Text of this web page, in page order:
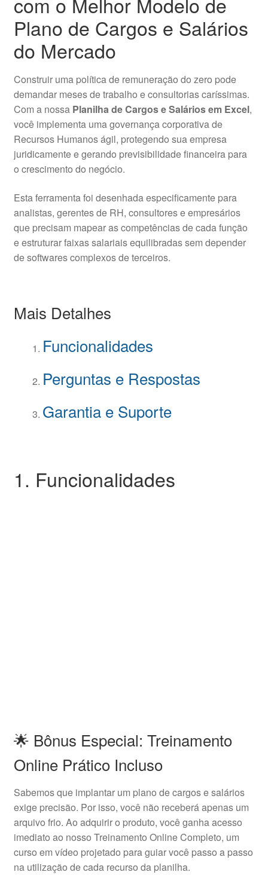
Plano de Cargos e Salários
do Mercado
Construir uma política de remuneração do zero pode
demandar meses de trabalho e consultorias caríssimas.
Com a nossa Planilha de Cargos e Salários em Excel,
você implementa uma governança corporativa de
Recursos Humanos ágil, protegendo sua empresa
juridicamente e gerando previsibilidade financeira para
o crescimento do negócio.
Esta ferramenta foi desenhada especificamente para
analistas, gerentes de RH, consultores e empresários
que precisam mapear as competências de cada função
e estruturar faixas salariais equilibradas sem depender
de softwares complexos de terceiros.
Mais Detalhes
Funcionalidades
Perguntas e Respostas
Garantia e Suporte
1. Funcionalidades
🌟 Bônus Especial: Treinamento
Online Prático Incluso
Sabemos que implantar um plano de cargos e salários
exige precisão. Por isso, você não receberá apenas um
arquivo frio. Ao adquirir o produto, você ganha acesso
imediato ao nosso Treinamento Online Completo, um
curso em vídeo projetado para guiar você passo a passo
na utilização de cada recurso da planilha.